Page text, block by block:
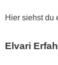
Hier siehst du
Elvari